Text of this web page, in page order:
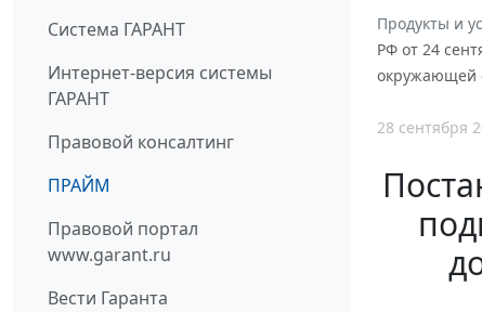
Система ГАРАНТ
Интернет-версия системы
ГАРАНТ
Правовой консалтинг
ПРАЙМ
Правовой портал
www.garant.ru
Вести Гаранта
Продукты и
РФ от 24
окружающей
28 сентября